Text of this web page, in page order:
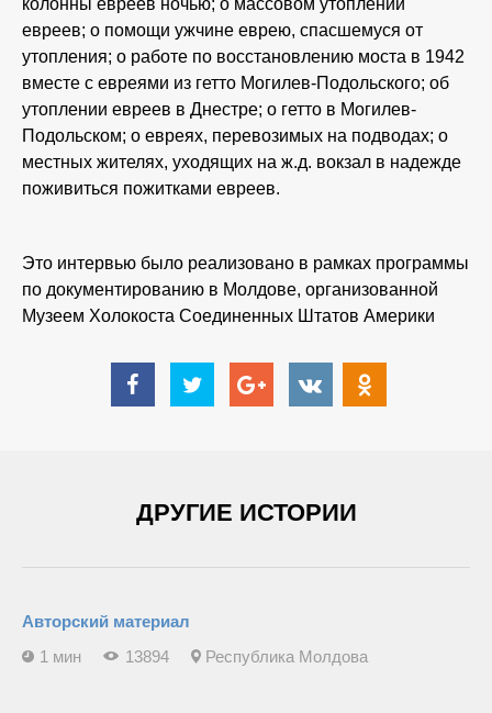
колонны евреев ночью; о массовом утоплении
евреев; о помощи ужчине еврею, спасшемуся от
утопления; о работе по восстановлению моста в 1942
вместе с евреями из гетто Могилев-Подольского; об
утоплении евреев в Днестре; о гетто в Могилев-
Подольском; о евреях, перевозимых на подводах; о
местных жителях, уходящих на ж.д. вокзал в надежде
поживиться пожитками евреев.
Это интервью было реализовано в рамках программы
по документированию в Молдове, организованной
Музеем Холокоста Соединенных Штатов Америки
ДРУГИЕ ИСТОРИИ
Авторский материал
1 мин
13894 Республика Молдова